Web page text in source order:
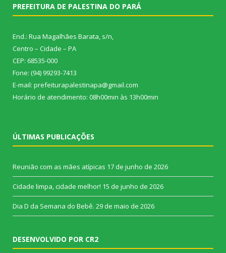
PREFEITURA DE PALESTINA DO PARÁ
End.: Rua Magalhães Barata, s/n,
Centro – Cidade – PA
CEP: 68535-000
Fone: (94) 99293-7413
E-mail: prefeiturapalestinapa@gmail.com
Horário de atendimento: 08h00min às 13h00min
ÚLTIMAS PUBLICAÇÕES
Reunião com as mães atípicas 17 de junho de 2026
Cidade limpa, cidade melhor! 15 de junho de 2026
Dia D da Semana do Bebê. 29 de maio de 2026
DESENVOLVIDO POR CR2